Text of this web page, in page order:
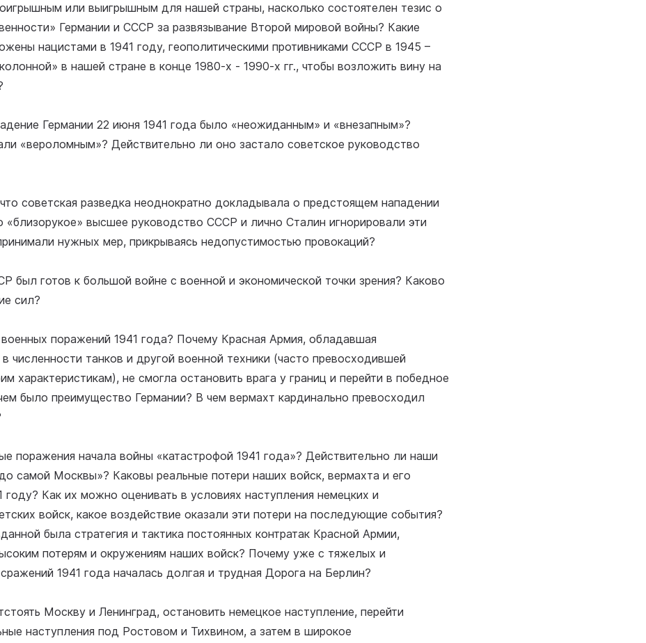
или выигрышным для нашей страны, насколько состоятелен тезис о
Германии и СССР за развязывание Второй мировой войны? Какие
нацистами в 1941 году, геополитическими противниками СССР в 1945 –
колонной» в нашей стране в конце 1980-х - 1990-х гг., чтобы возложить вину на
Германии 22 июня 1941 года было «неожиданным» и «внезапным»?
«вероломным»? Действительно ли оно застало советское руководство
советская разведка неоднократно докладывала о предстоящем нападении
«близорукое» высшее руководство СССР и лично Сталин игнорировали эти
нужных мер, прикрываясь недопустимостью провокаций?
был готов к большой войне с военной и экономической точки зрения? Каково
сил?
поражений 1941 года? Почему Красная Армия, обладавшая
численности танков и другой военной техники (часто превосходившей
характеристикам), не смогла остановить врага у границ и перейти в победное
было преимущество Германии? В чем вермахт кардинально превосходил
поражения начала войны «катастрофой 1941 года»? Действительно ли наши
самой Москвы»? Каковы реальные потери наших войск, вермахта и его
году? Как их можно оценивать в условиях наступления немецких и
войск, какое воздействие оказали эти потери на последующие события?
была стратегия и тактика постоянных контратак Красной Армии,
потерям и окружениям наших войск? Почему уже с тяжелых и
1941 года началась долгая и трудная Дорога на Берлин?
Москву и Ленинград, остановить немецкое наступление, перейти
наступления под Ростовом и Тихвином, а затем в широкое